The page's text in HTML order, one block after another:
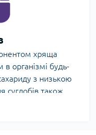
хряща
в організмі будь-
з низькою
суглобів також
і